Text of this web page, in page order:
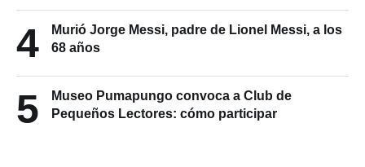
4
Murió Jorge Messi, padre de Lionel Messi, a los
68 años
5
Museo Pumapungo convoca a Club de
Pequeños Lectores: cómo participar